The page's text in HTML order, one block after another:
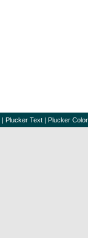
| Plucker Text | Plucker Color